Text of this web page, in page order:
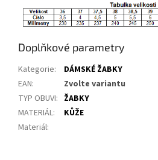
Doplňkové parametry
Kategorie:
DÁMSKÉ ŽABKY
EAN:
Zvolte variantu
TYP OBUVI: ŽABKY
MATERIÁL:
KŮŽE
Materiál: